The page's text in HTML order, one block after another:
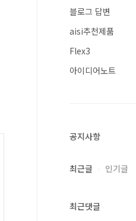
블로그 답변
aisi추천제품
Flex3
아이디어노트
공지사항
최근글 인기글
최근댓글